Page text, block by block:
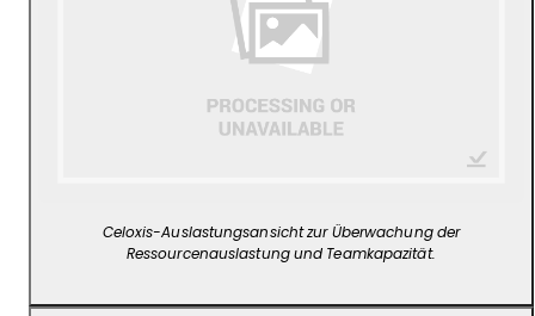
Celoxis-Auslastungsansicht zur Überwachung der
Ressourcenauslastung und Teamkapazität.